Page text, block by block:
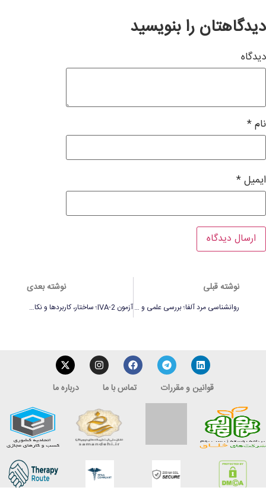
دیدگاهتان را بنویسید
دیدگاه
نام*
ایمیل*
نوشته قبلی
روانشناسی مرد آلفا؛ بررسی علمی و فرهنگی یک تصویر ایده‌آل
نوشته بعدی
آزمون IVA-2؛ ساختار، کاربردها و نکات مهم
قوانین و مقررات تماس با ما درباره ما